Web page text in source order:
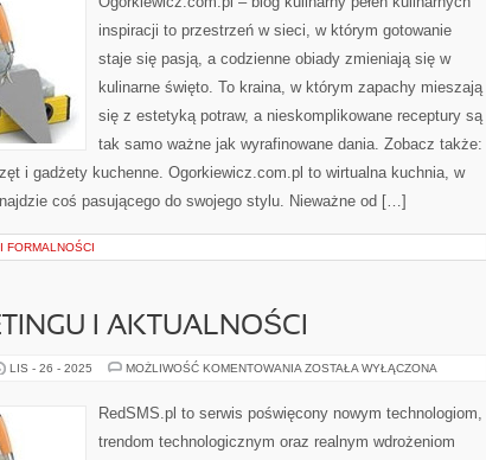
JEDNOGARNKOWE
inspiracji to przestrzeń w sieci, w którym gotowanie
staje się pasją, a codzienne obiady zmieniają się w
kulinarne święto. To kraina, w którym zapachy mieszają
się z estetyką potraw, a nieskomplikowane receptury są
tak samo ważne jak wyrafinowane dania. Zobacz także:
i gadżety kuchenne. Ogorkiewicz.com.pl to wirtualna kuchnia, w
coś pasującego do swojego stylu. Nieważne od […]
FORMALNOŚCI
I AKTUALNOŚCI
LIS - 26 - 2025 MOŻLIWOŚĆ KOMENTOWANIA AI
AKTUALNOŚCI
ZOSTAŁA WYŁĄCZONA
RedSMS.pl to serwis poświęcony nowym technologiom,
trendom technologicznym oraz realnym wdrożeniom